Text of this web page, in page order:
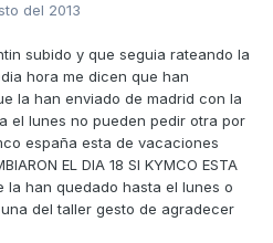
del 2013
subido y que seguia rateando la
hora me dicen que han
la han enviado de madrid con la
el lunes no pueden pedir otra por
españa esta de vacaciones
EL DIA 18 SI KYMCO ESTA
la han quedado hasta el lunes o
del taller gesto de agradecer